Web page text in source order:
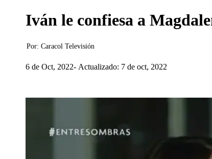
Iván le confiesa a
Por: Caracol Televisión
6 de Oct, 2022 Actualizado: 7 de oct, 2022